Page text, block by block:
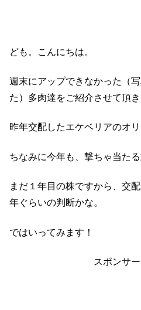
ども。こんにちは。
週末にアップできなかった（
た）多肉達をご紹介させて頂き
昨年交配したエケベリアのオ
ちなみに今年も、撃ちゃ当た
まだ１年目の株ですから、交
年ぐらいの判断かな。
ではいってみます！
スポンサ